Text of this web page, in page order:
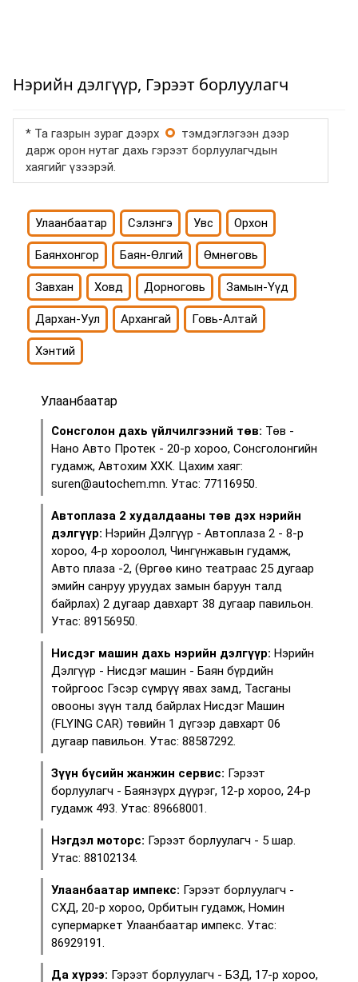
Нэрийн дэлгүүр, Гэрээт борлуулагч
* Та газрын зураг дээрх
тэмдэглэгээн дээр
дарж орон нутаг дахь гэрээт борлуулагчдын
хаягийг үзээрэй.
Улаанбаатар Сэлэнгэ Увс Орхон
Баянхонгор Баян-Өлгий Өмнөговь
Завхан Ховд Дорноговь Замын-Үүд
Дархан-Уул Архангай Говь-Алтай
Хэнтий
Улаанбаатар
Сонсголон дахь үйлчилгээний төв: Төв -
Нано Авто Протек - 20-р хороо, Сонсголонгийн
гудамж, Автохим ХХК. Цахим хаяг:
suren@autochem.mn. Утас: 77116950.
Автоплаза 2 худалдааны төв дэх нэрийн
дэлгүүр: Нэрийн Дэлгүүр - Автоплаза 2 - 8-р
хороо, 4-р хороолол, Чингүнжавын гудамж,
Авто плаза -2, (Өргөө кино театраас 25 дугаар
эмийн санруу уруудах замын баруун талд
байрлах) 2 дугаар давхарт 38 дугаар павильон.
Утас: 89156950.
Нисдэг машин дахь нэрийн дэлгүүр: Нэрийн
Дэлгүүр - Нисдэг машин - Баян бүрдийн
тойргоос Гэсэр сүмрүү явах замд, Тасганы
овооны зүүн талд байрлах Нисдэг Машин
(FLYING CAR) төвийн 1 дүгээр давхарт 06
дугаар павильон. Утас: 88587292.
Зүүн бүсийн жанжин сервис: Гэрээт
борлуулагч - Баянзүрх дүүрэг, 12-р хороо, 24-р
гудамж 493. Утас: 89668001.
Нэгдэл моторс: Гэрээт борлуулагч - 5 шар.
Утас: 88102134.
Улаанбаатар импекс: Гэрээт борлуулагч -
СХД, 20-р хороо, Орбитын гудамж, Номин
супермаркет Улаанбаатар импекс. Утас:
86929191.
Да хүрээ: Гэрээт борлуулагч - БЗД, 17-р хороо,